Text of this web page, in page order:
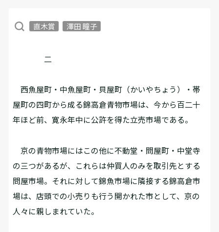
直木賞 澤田 瞳子
二
西魚屋町・中魚屋町・貝屋町（かいやちょう）・帯
屋町の四町から成る錦高倉青物市場は、今から百二十
年ほど前、寛永年中に公許を得た立売市場である。
京の青物市場にはこの他に不動堂・問屋町・中堂寺
の三つがあるが、これらは仲買人のみを取引先とする
問屋市場。それに対して錦魚市場に隣接する錦高倉市
場は、店頭での小売りも行う開かれた市として、京の
人々に親しまれていた。